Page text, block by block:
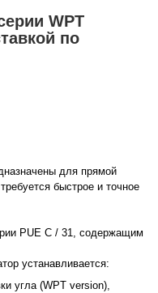
WPT
по
для прямой
быстрое и точное
PUE C / 31, содержащим
устанавливается:
угла (WPT version),